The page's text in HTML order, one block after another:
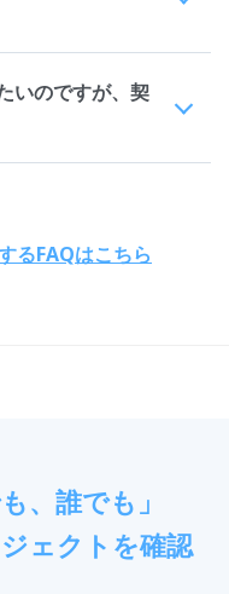
いのですが、契
るFAQはこちら
、誰でも」
ェクトを確認